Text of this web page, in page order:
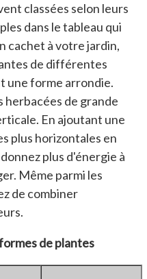
classées selon leurs
dans le tableau qui
cachet à votre jardin,
de différentes
une forme arrondie.
herbacées de grande
En ajoutant une
plus horizontales en
plus d'énergie à
Même parmi les
de combiner
de plantes